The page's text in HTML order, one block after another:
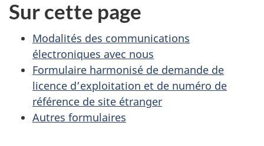
Sur cette page
Modalités des communications
électroniques avec nous
Formulaire harmonisé de demande de
licence d’exploitation et de numéro de
référence de site étranger
Autres formulaires